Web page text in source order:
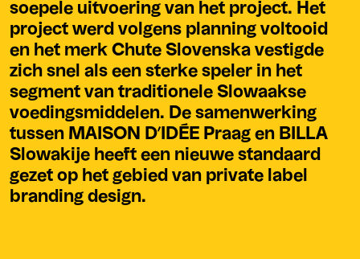
soepele uitvoering van het project. Het
project werd volgens planning voltooid
en het merk Chute Slovenska vestigde
zich snel als een sterke speler in het
segment van traditionele Slowaakse
voedingsmiddelen. De samenwerking
tussen MAISON D’IDÉE Praag en BILLA
Slowakije heeft een nieuwe standaard
gezet op het gebied van private label
branding design.